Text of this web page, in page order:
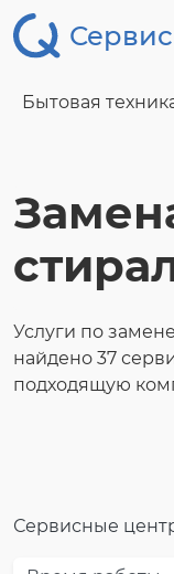
Бытовая
Услуги по
найдено 37
подходящую
Сервисные